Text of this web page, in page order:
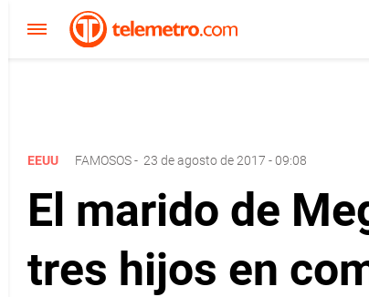
EEUU FAMOSOS- 23 de agosto de 2017 - 09:08
El marido de
tres hijos en